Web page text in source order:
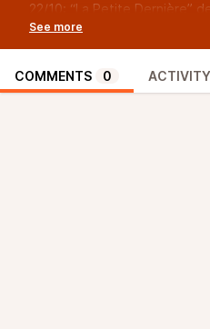
22/10: “La Petite Dernière”
29/10: “La Femme la plus
Klifa
Un Focus sur “La Bonne
qui sera en avant-première
COMMENTS 0 ACTIVITY